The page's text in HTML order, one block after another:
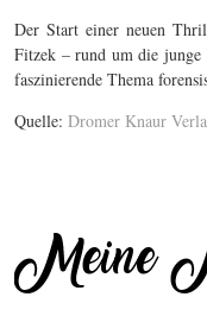
Der Start einer neuen
Fitzek – rund um die junge
faszinierende Thema
Quelle: Dromer Knaur